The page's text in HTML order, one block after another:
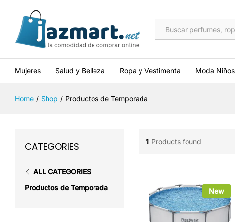
Mujeres Salud y Belleza Ropa y Vestimenta Moda Niños
Home / Shop / Productos de Temporada
1 Products found
New
CATEGORIES
ALL CATEGORIES
Productos de Temporada